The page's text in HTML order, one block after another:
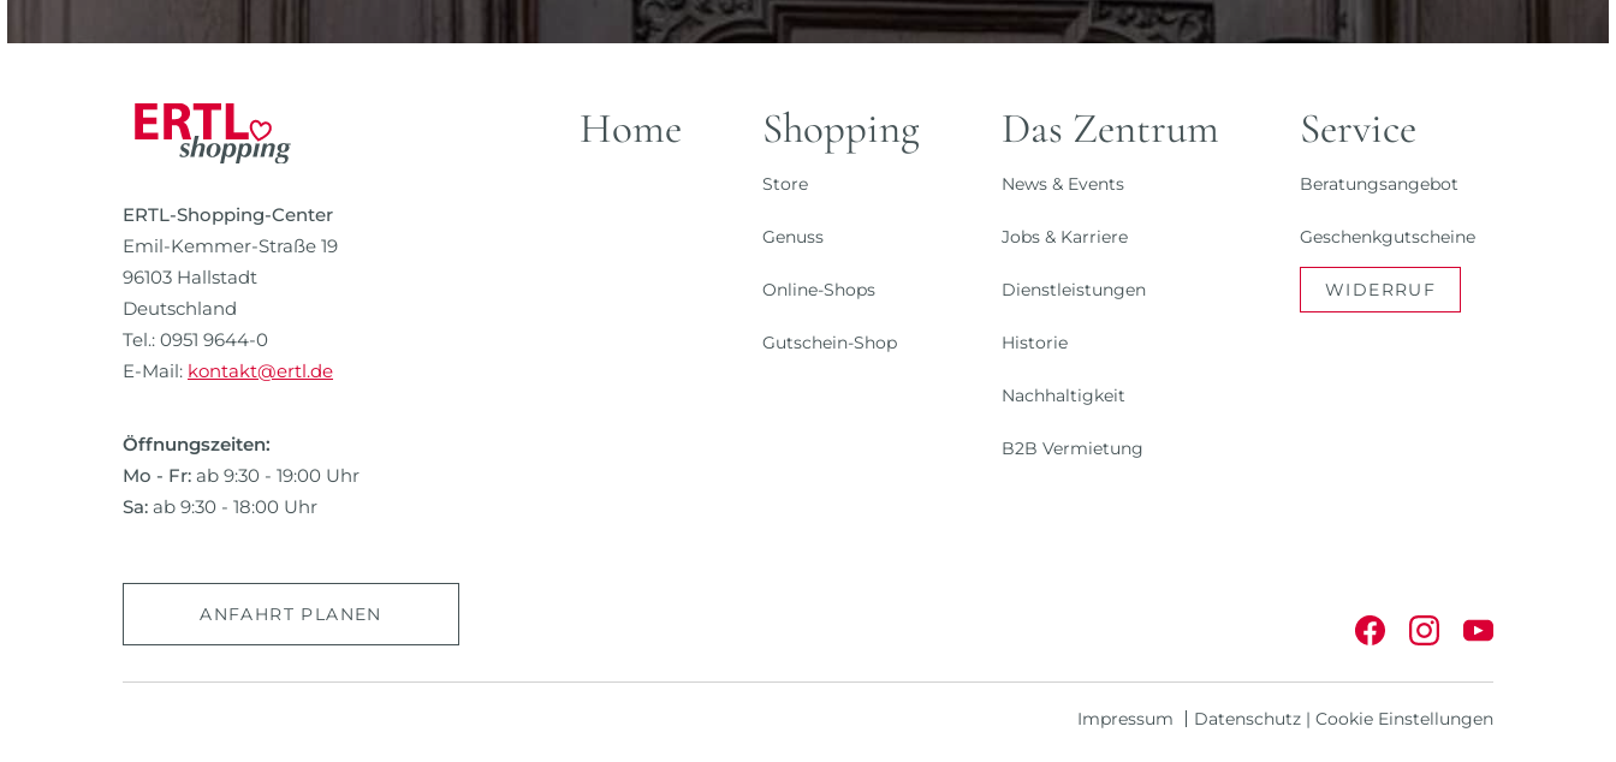
ERTL-Shopping-Center
Emil-Kemmer-Straße 19
96103 Hallstadt
Deutschland
Tel.: 0951 9644-0
E-Mail: kontakt@ertl.de
Öffnungszeiten:
Mo - Fr: ab 9:30 - 19:00 Uhr
Sa: ab 9:30 - 18:00 Uhr
Home Shopping
Store
Genuss
Online-Shops
Gutschein-Shop
Das Zentrum
News & Events
Jobs & Karriere
Dienstleistungen
Historie
Nachhaltigkeit
B2B Vermietung
Service
Beratungsangebot
Geschenkgutscheine
WIDERRUF
ANFAHRT PLANEN
Impressum Datenschutz | Cookie Einstellungen